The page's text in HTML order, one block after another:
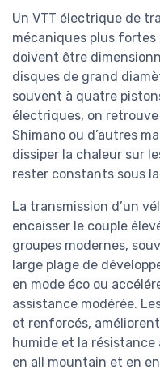
Un VTT électrique de
mécaniques plus fortes
doivent être
disques de grand
souvent à quatre
électriques, on
Shimano ou d’autres
dissiper la chaleur sur
rester constants sous
La transmission d’un
encaisser le couple
groupes modernes,
large plage de
en mode éco ou
assistance modérée.
et renforcés,
humide et la résistance
en all mountain et en